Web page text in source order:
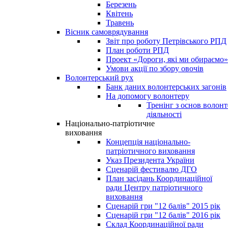
Березень
Квітень
Травень
Вісник самоврядування
Звіт про роботу Петрівського РПД
План роботи РПД
Проект «Дороги, які ми обираємо»
Умови акції по збору овочів
Волонтерський рух
Банк даних волонтерських загонів
На допомогу волонтеру
Тренінг з основ
діяльності
Національно-патріотичне
виховання
Концепція національно-
патріотичного виховання
Указ Президента України
Сценарій фестивалю ДГО
План засідань Координаційної
ради Центру патріотичного
виховання
Сценарій гри "12 балів" 2015 рік
Сценарій гри "12 балів" 2016 рік
Склад Координаційної ради